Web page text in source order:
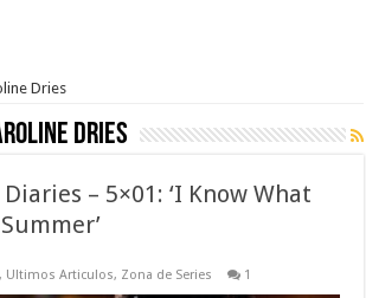
Dries
Dries
– 5×01: ‘I Know What
, Ultimos Articulos, Zona de Series 1